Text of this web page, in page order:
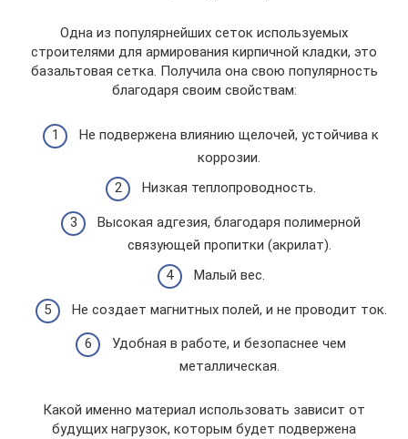
Одна из популярнейших сеток используемых
строителями для армирования кирпичной кладки, это
базальтовая сетка. Получила она свою популярность
благодаря своим свойствам:
Не подвержена влиянию щелочей, устойчива к
коррозии.
Низкая теплопроводность.
Высокая адгезия, благодаря полимерной
связующей пропитки (акрилат).
Малый вес.
Не создает магнитных полей, и не проводит ток.
Удобная в работе, и безопаснее чем
металлическая.
Какой именно материал использовать зависит от
будущих нагрузок, которым будет подвержена